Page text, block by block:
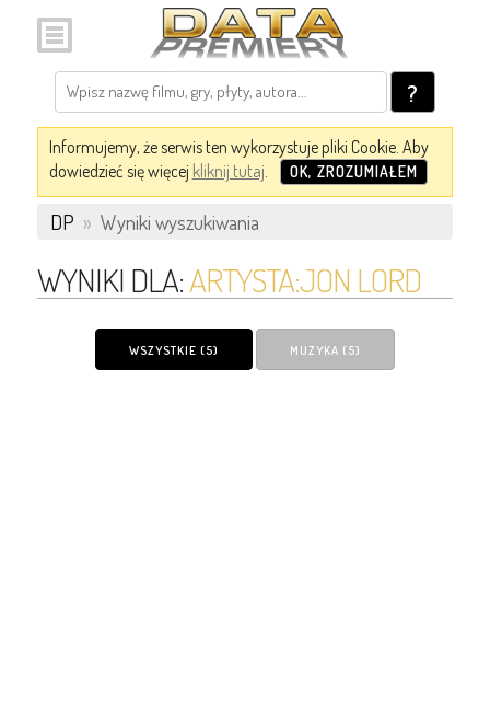
?
Informujemy, że serwis ten wykorzystuje pliki Cookie. Aby
dowiedzieć się więcej kliknij tutaj. OK, ZROZUMIAŁEM
DP » Wyniki wyszukiwania
WYNIKI DLA:ARTYSTA:JON LORD
WSZYSTKIE (5) MUZYKA (5)